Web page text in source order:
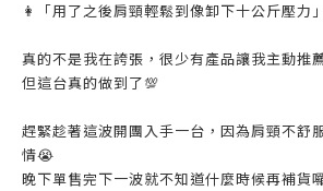
👩「用了之後肩頸輕鬆到像卸下十公斤壓力」
真的不是我在誇張，很少有產品讓我主動推
但這台真的做到了💯
趕緊趁著這波開團入手一台，因為肩頸不舒
情😭
晚下單售完下一波就不知道什麼時候再補貨